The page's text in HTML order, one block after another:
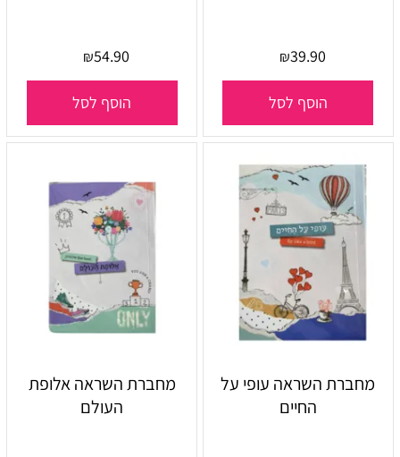
₪39.90
הוסף לסל
₪54.90
הוסף לסל
מחברת השראה עופי על
החיים
מחברת השראה אלופת
העולם